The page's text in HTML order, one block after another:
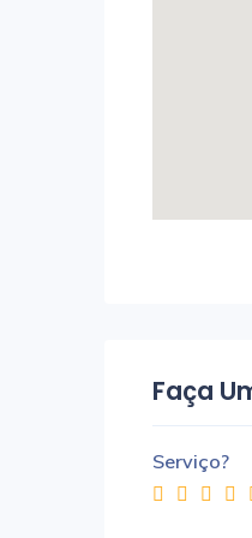
Faça
Serviço?